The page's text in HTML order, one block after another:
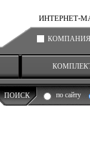
ИНТЕРНЕТ-
КОМПАНИЯ
ПОИСК по сайту